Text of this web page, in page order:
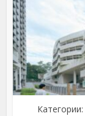
Категории: